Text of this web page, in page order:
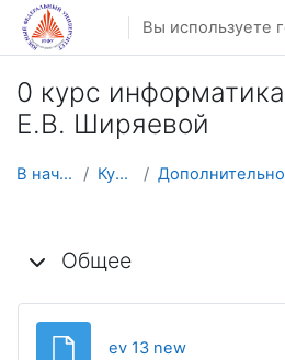
Перейти к основному содержанию
Вы используете
0 курс
Е.В. Ширяевой
В начало Курсы
Общее
ev 13 newФайл